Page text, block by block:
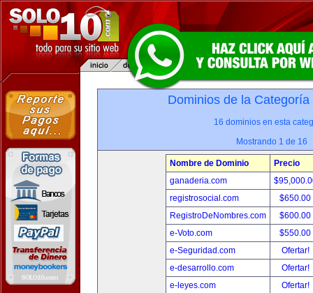
Dominios de la
16 dominios en esta
Mostrando 1 de 16
Nombre de Dominio
Precio
ganaderia.com
registrosocial.com
$650.00
RegistroDeNombres.com
$600.00
e-Voto.com
$550.00
e-Seguridad.com
Ofertar!
e-desarrollo.com
Ofertar!
e-leyes.com
Ofertar!